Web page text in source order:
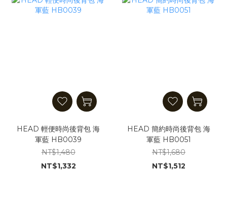
HEAD 輕便時尚後背包 海
軍藍 HB0039
NT$1,480
NT$1,332
HEAD 簡約時尚後背包 海
軍藍 HB0051
NT$1,680
NT$1,512